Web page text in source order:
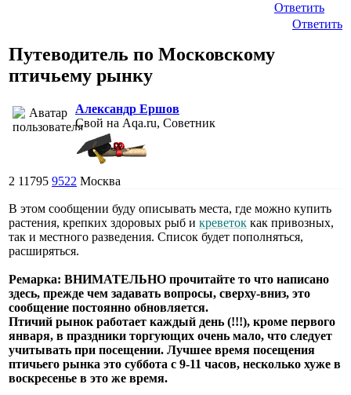
Ответить
Ответить
Путеводитель по Московскому
птичьему рынку
Александр Ершов
Свой на Aqa.ru, Советник
2 11795 9522 Москва
В этом сообщении буду описывать места, где можно купить
растения, крепких здоровых рыб и креветок как привозных,
так и местного разведения. Список будет пополняться,
расширяться.
Ремарка: ВНИМАТЕЛЬНО прочитайте то что написано
здесь, прежде чем задавать вопросы, сверху-вниз, это
сообщение постоянно обновляется.
Птичий рынок работает каждый день (!!!), кроме первого
января, в праздники торгующих очень мало, что следует
учитывать при посещении. Лучшее время посещения
птичьего рынка это суббота с 9-11 часов, несколько хуже в
воскресенье в это же время.